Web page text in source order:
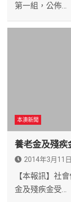
第一組，公佈…
本澳新聞
養老金及殘疾
2014年3月11日
【本報訊】社
金及殘疾金受…